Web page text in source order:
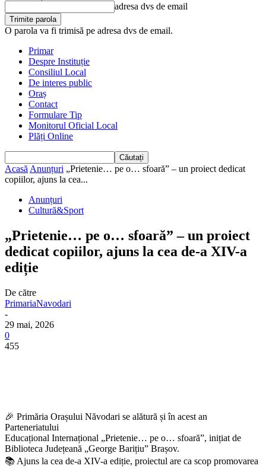
adresa dvs de email
O parola va fi trimisă pe adresa dvs de email.
Primar
Despre Instituție
Consiliul Local
De interes public
Oraș
Contact
Formulare Tip
Monitorul Oficial Local
Plăți Online
Acasă Anunțuri „Prietenie… pe o… sfoară” – un proiect dedicat
copiilor, ajuns la cea...
Anunțuri
Cultură&Sport
„Prietenie… pe o… sfoară” – un proiect
dedicat copiilor, ajuns la cea de-a XIV-a
ediție
De către
PrimariaNavodari
-
29 mai, 2026
0
455
🎉 Primăria Orașului Năvodari se alătură și în acest an
Parteneriatului
Educațional Internațional „Prietenie… pe o… sfoară”, inițiat de
Biblioteca Județeană „George Barițiu” Brașov.
📚 Ajuns la cea de-a XIV-a ediție, proiectul are ca scop promovarea